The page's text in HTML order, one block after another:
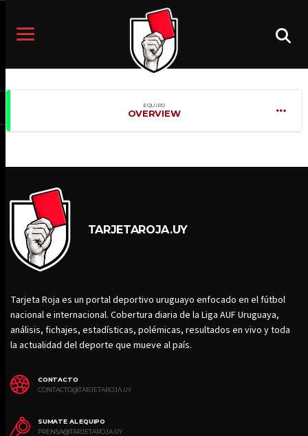
EQUIPO
OVERVIEW
TARJETAROJA.UY
Tarjeta Roja es un portal deportivo uruguayo enfocado en el fútbol
nacional e internacional. Cobertura diaria de la Liga AUF Uruguaya,
análisis, fichajes, estadísticas, polémicas, resultados en vivo y toda
la actualidad del deporte que mueve al país.
CONTACTO
CONTACTO@TARJETAROJA.UY
SUMATE AL EQUIPO
PRENSA@TARJETAROJA.UY